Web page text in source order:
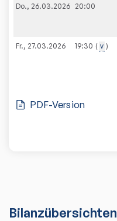
Do., 26.03.2026 20:00
Fr., 27.03.2026 19:30 v
PDF-Version
Bilanzübersichten